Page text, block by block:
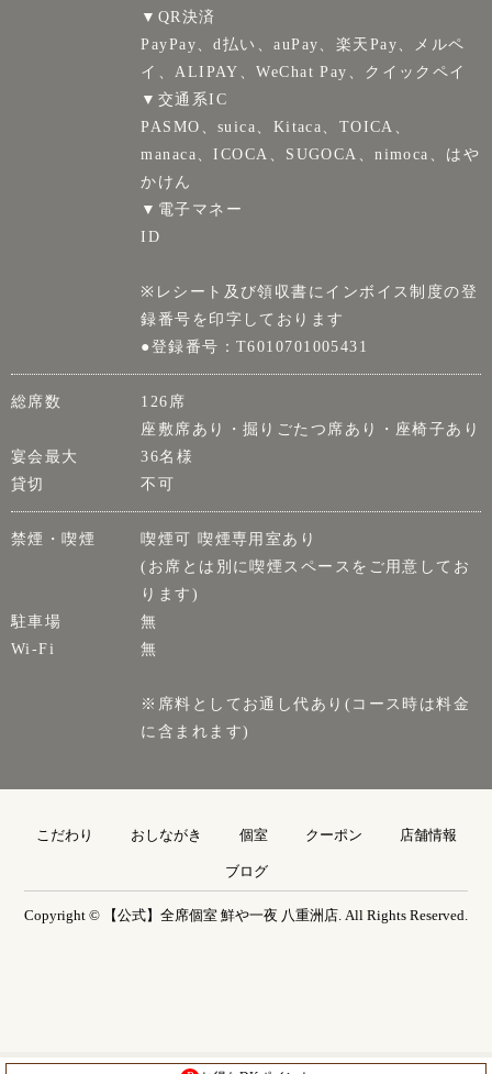
▼QR決済
PayPay、d払い、auPay、楽天Pay、メルペ
イ、ALIPAY、WeChat Pay、クイックペイ
▼交通系IC
PASMO、suica、Kitaca、TOICA、
manaca、ICOCA、SUGOCA、nimoca、はや
かけん
▼電子マネー
ID
※レシート及び領収書にインボイス制度の登
録番号を印字しております
●登録番号：T6010701005431
総席数
126席
座敷席あり・掘りごたつ席あり・座椅子あり
宴会最大
36名様
貸切
不可
禁煙・喫煙
喫煙可 喫煙専用室あり
(お席とは別に喫煙スペースをご用意してお
ります)
駐車場
無
Wi-Fi
無
※席料としてお通し代あり(コース時は料金
に含まれます)
こだわり おしながき 個室 クーポン 店舗情報
ブログ
Copyright © 【公式】全席個室 鮮や一夜 八重洲店. All Rights Reserved.